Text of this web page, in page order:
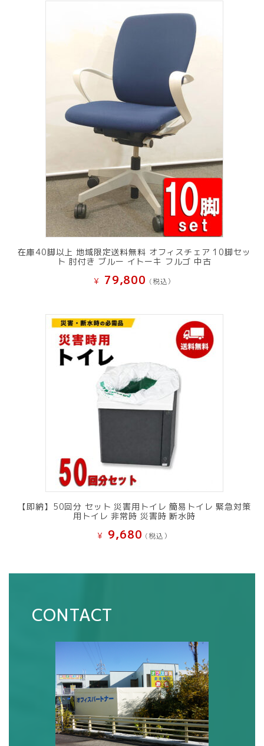
在庫40脚以上 地域限定送料無料 オフィスチェア 10脚セッ
ト 肘付き ブルー イトーキ フルゴ 中古
¥ 79,800 (税込）
【即納】50回分 セット 災害用トイレ 簡易トイレ 緊急対策
用トイレ 非常時 災害時 断水時
¥ 9,680 (税込）
CONTACT